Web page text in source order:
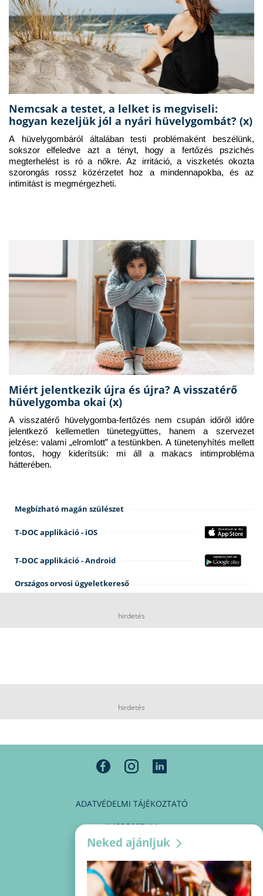
Nemcsak a testet, a lelket is megviseli:
hogyan kezeljük jól a nyári hüvelygombát? (x)
A hüvelygombáról általában testi problémaként beszélünk,
sokszor elfeledve azt a tényt, hogy a fertőzés pszichés
megterhelést is ró a nőkre. Az irritáció, a viszketés okozta
szorongás rossz közérzetet hoz a mindennapokba, és az
intimitást is megmérgezheti.
Miért jelentkezik újra és újra? A visszatérő
hüvelygomba okai (x)
A visszatérő hüvelygomba-fertőzés nem csupán időről időre
jelentkező kellemetlen tünetegyüttes, hanem a szervezet
jelzése: valami „elromlott” a testünkben. A tünetenyhítés mellett
fontos, hogy kiderítsük: mi áll a makacs intimprobléma
hátterében.
Megbízható magán szülészet
T-DOC applikáció - iOS
T-DOC applikáció - Android
Országos orvosi ügyeletkereső
hirdetés
hirdetés
ADATVÉDELMI TÁJÉKOZTATÓ
IMPRESSZUM
MÉDIAAJÁNLAT
PARTNEREINK
Neked ajánljuk